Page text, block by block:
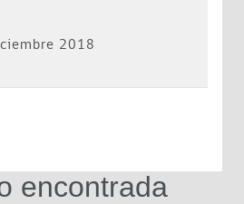
2018
encontrada